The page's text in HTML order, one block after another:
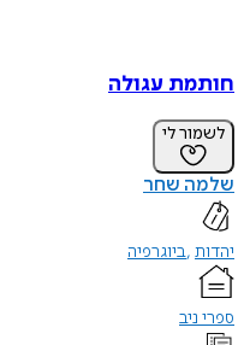
חותמת עגולה
לשמור לי
שלמה שחר
יהדות ביוגרפיה
ספרי ניב